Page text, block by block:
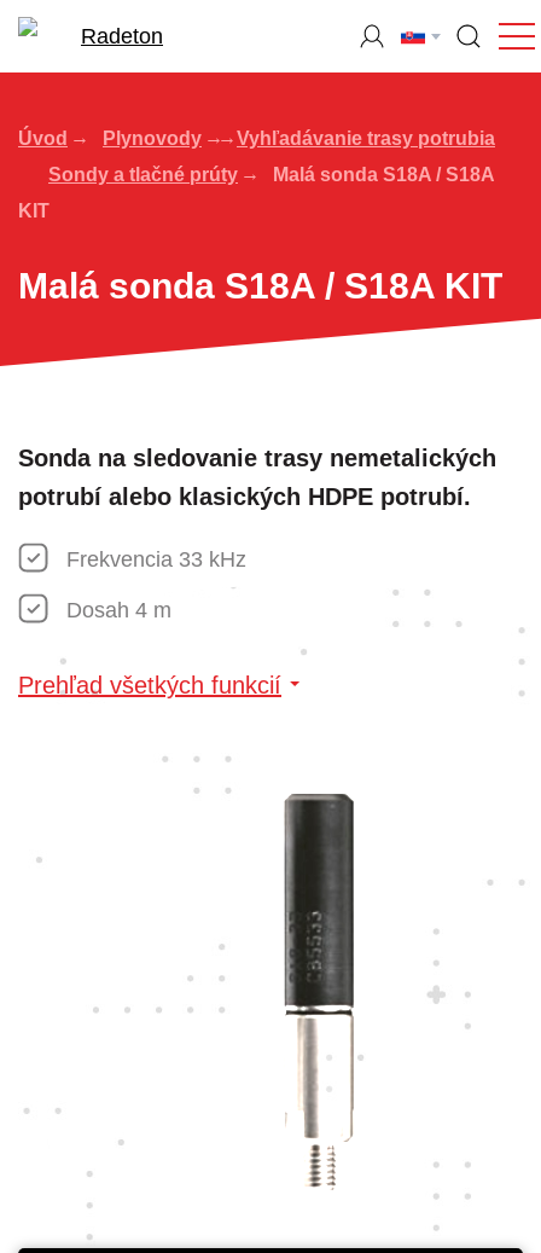
Úvod Plynovody
Vyhľadávanie trasy potrubia
Sondy a tlačné prúty
Malá sonda S18A / S18A
KIT
Malá sonda S18A / S18A KIT
Sonda na sledovanie trasy nemetalických
potrubí alebo klasických HDPE potrubí.
Frekvencia 33 kHz
Dosah 4 m
Prehľad všetkých funkcií